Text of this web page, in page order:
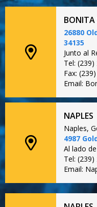
BONITA
26880
34135
Junto al
Tel:
Fax:
Email:
NAPLES
Naples,
4987
Al lado
Tel:
Email: